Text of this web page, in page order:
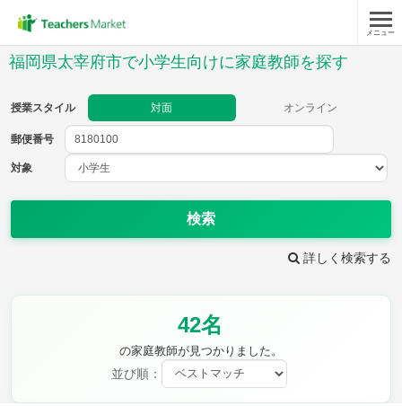
メニュー
福岡県太宰府市で小学生向けに家庭教師を探す
授業スタイル 対面 オンライン
郵便番号
対象
検索
詳しく検索する
42名
の家庭教師が見つかりました。
並び順：
郵便番号
教科
理科
保健・体育 図画工作 書写